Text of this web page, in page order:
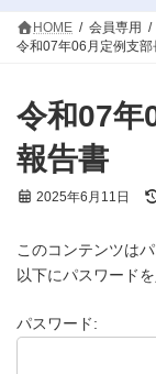
HOME 会員専用
令和07年06月定例支
令和07年
報告書
2025年6月11日
このコンテンツは
以下にパスワード
パスワード: